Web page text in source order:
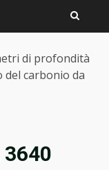
di profondità
del carbonio da
3640